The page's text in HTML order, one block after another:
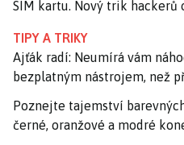
SIM kartu. Nový trik hackerů
TIPY A TRIKY
Ajťák radí: Neumírá vám
bezplatným nástrojem, než
Poznejte tajemství
černé, oranžové a modré